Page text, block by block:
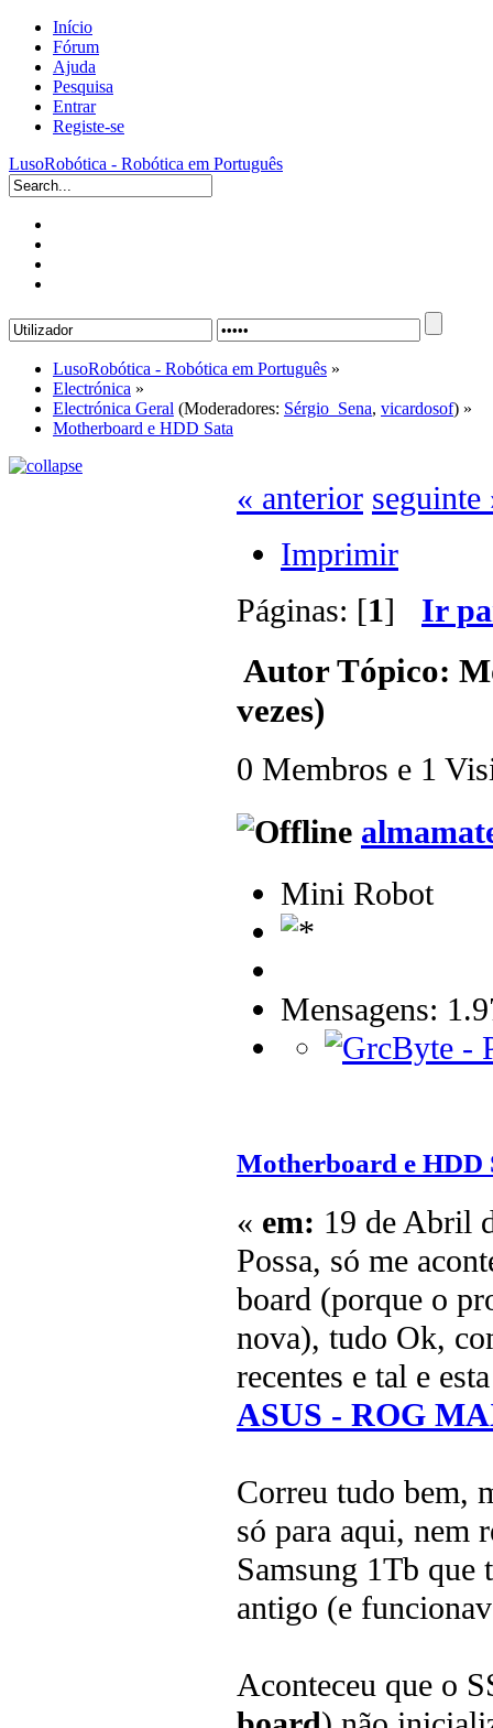
Início
Fórum
Ajuda
Pesquisa
Entrar
Registe-se
LusoRobótica - Robótica em Português
LusoRobótica - Robótica em Português »
Electrónica »
Electrónica Geral (Moderadores: Sérgio_Sena, vicardosof) »
Motherboard e HDD Sata
« anterior seguinte
Imprimir
Páginas: [1] Ir
AutorTópico:
vezes)
0 Membros e 1
Mini Robot
Mensagens:
Motherboard e HDD
« em: 19 de Abril
Possa, só me
board (porque o
nova), tudo Ok,
recentes e tal e
ASUS - ROG
Correu tudo bem,
só para aqui, nem
Samsung 1Tb que
antigo (e
Aconteceu que o